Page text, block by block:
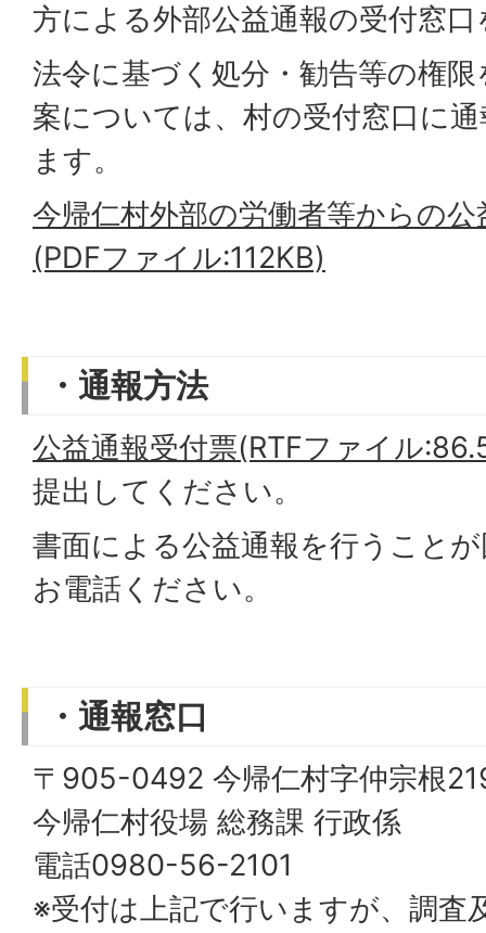
方による外部公益通報の受付窓
法令に基づく処分・勧告等の権
案については、村の受付窓口に
ます。
今帰仁村外部の労働者等からの
(PDFファイル:112KB)
・通報方法
公益通報受付票(RTFファイル
提出してください。
書面による公益通報を行うこと
お電話ください。
・通報窓口
〒905-0492 今帰仁村字仲宗根
今帰仁村役場 総務課 行政係
電話0980-56-2101
※受付は上記で行いますが、調査